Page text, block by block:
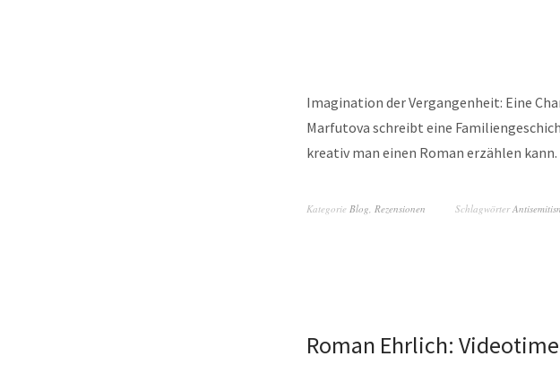
Imagination der Vergangenheit: Eine
Marfutova schreibt eine
kreativ man einen Roman erzählen kann.
Kategorie Blog Rezensionen Schlagwörter
Roman Ehrlich: Videotime